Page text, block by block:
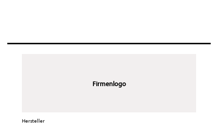
Firmenlogo
Hersteller